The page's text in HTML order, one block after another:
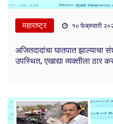
महाराष्ट्र १० फेब्रुवारी
अजितदादांचा घातपात झाल्याचा
उपस्थित, एखाद्या व्यक्तीला ठार